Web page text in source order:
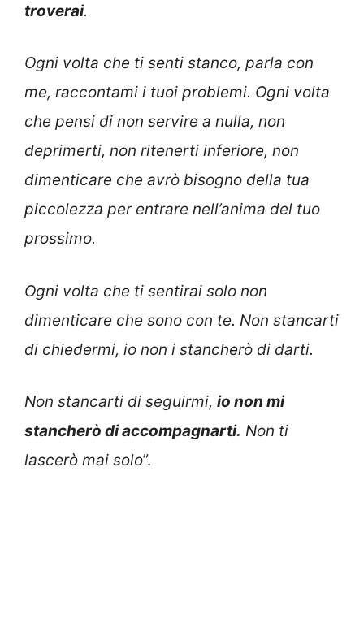
troverai.
Ogni volta che ti senti stanco, parla con
me, raccontami i tuoi problemi. Ogni volta
che pensi di non servire a nulla, non
deprimerti, non ritenerti inferiore, non
dimenticare che avrò bisogno della tua
piccolezza per entrare nell’anima del tuo
prossimo.
Ogni volta che ti sentirai solo non
dimenticare che sono con te. Non stancarti
di chiedermi, io non i stancherò di darti.
Non stancarti di seguirmi, io non mi
stancherò di accompagnarti. Non ti
lascerò mai solo”.